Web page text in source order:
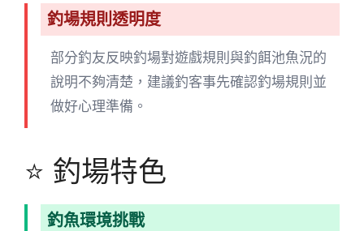
釣場規則透明度
部分釣友反映釣場對遊戲規則與釣餌池魚況的
說明不夠清楚，建議釣客事先確認釣場規則並
做好心理準備。
⭐ 釣場特色
釣魚環境挑戰